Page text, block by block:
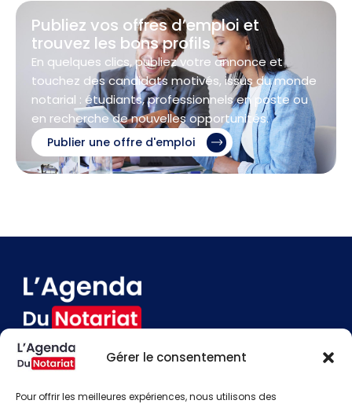
Gérer le consentement
Pour offrir les meilleures expériences, nous utilisons des
Publiez vos offres d’emploi et
trouvez les bons profils
En quelques clics, publiez votre annonce et
touchez des candidats motivés, issus du monde
notarial : étudiants, professionnels en poste ou
en recherche de nouvelles opportunités.
Publier une offre d'emploi
Contact